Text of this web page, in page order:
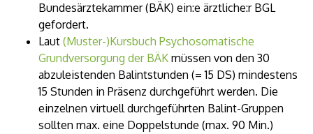
Bundesärztekammer (BÄK) ein:e ärztliche:r BGL
gefordert.
Laut (Muster-)Kursbuch Psychosomatische
Grundversorgung der BÄK müssen von den 30
abzuleistenden Balintstunden (= 15 DS) mindestens
15 Stunden in Präsenz durchgeführt werden. Die
einzelnen virtuell durchgeführten Balint-Gruppen
sollten max. eine Doppelstunde (max. 90 Min.)